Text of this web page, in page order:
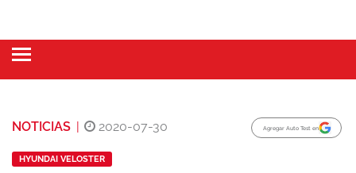
NOTICIAS | 2020-07-30 Agregar Auto Test en
HYUNDAI VELOSTER